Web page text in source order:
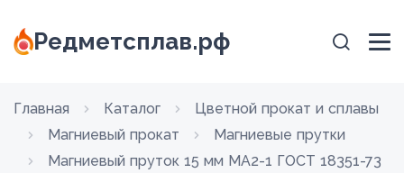
Редметсплав.рф
Главная Каталог
Цветной прокат и сплавы
Магниевый прокат
Магниевые прутки
Магниевый пруток 15 мм МА2-1 ГОСТ 18351-73